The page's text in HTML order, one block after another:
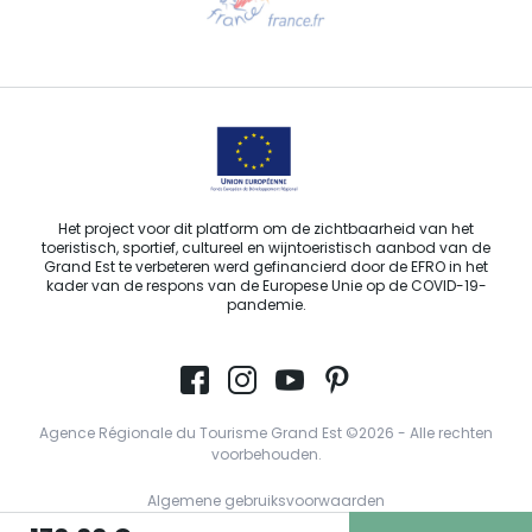
Stuur ons een e-mail
Het project voor dit platform om de zichtbaarheid van het
toeristisch, sportief, cultureel en wijntoeristisch aanbod van de
Grand Est te verbeteren werd gefinancierd door de EFRO in het
kader van de respons van de Europese Unie op de COVID-19-
pandemie.
Agence Régionale du Tourisme Grand Est ©2026 - Alle rechten
voorbehouden.
Algemene gebruiksvoorwaarden